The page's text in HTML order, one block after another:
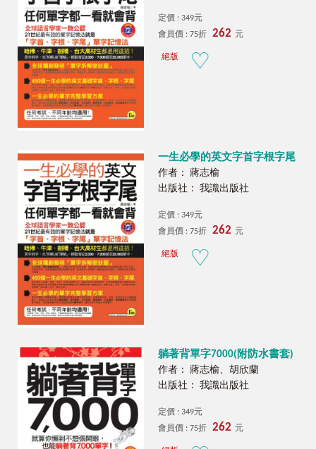
定價 : 349元
會員價 : 75折
262 元
絕版
一生必學的英文字首字根字尾
作者： 蔣志榆
出版社： 我識出版社
定價 : 349元
會員價 : 75折
262 元
絕版
躺著背單字7000(附防水書套)
作者： 蔣志榆、胡欣蘭
出版社： 我識出版社
定價 : 349元
會員價 : 75折
262 元